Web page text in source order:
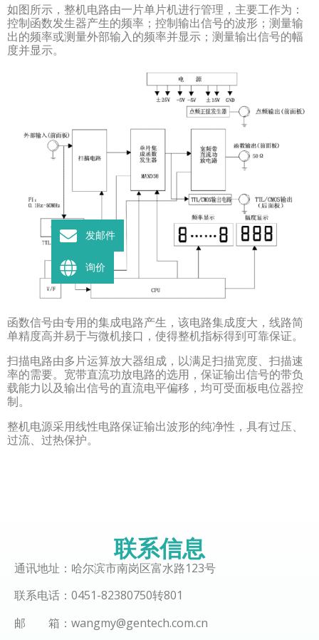
如图所示，整机电路由一片单片机进行管理，主要工作为：
控制函数发生器产生的频率；控制输出信号的波形；测量输
出的频率或测量外部输入的频率并显示；测量输出信号的幅
度并显示。
函数信号由专用的集成电路产生，该电路集成度大，线路简
单精度高并易于与微机接口，使得整机指标得到可靠保证。
扫描电路由多片运算放大器组成，以满足扫描宽度、扫描速
率的需要。宽带直流功放电路的选用，保证输出信号的带负
载能力以及输出信号的直流电平偏移，均可受面板电位器控
制。
整机电源采用线性电路保证输出波形的纯净性，具有过压、
过流、过热保护。
联系信息
通讯地址：哈尔滨市南岗区富水路123号
联系电话：0451-82380750转801
邮 箱：wangmy@gentech.com.cn
发邮件
询价